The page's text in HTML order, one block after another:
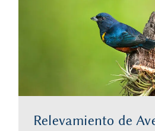
Relevamiento de